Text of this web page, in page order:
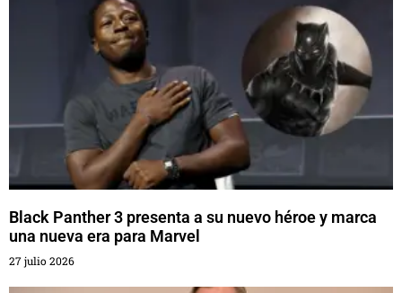
Black Panther 3 presenta a su nuevo héroe y marca
una nueva era para Marvel
27 julio 2026